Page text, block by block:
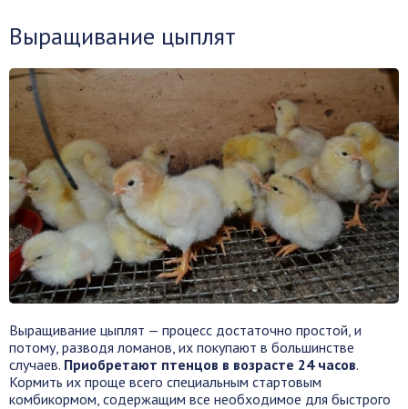
Выращивание цыплят
Выращивание цыплят — процесс достаточно простой, и
потому, разводя ломанов, их покупают в большинстве
случаев. Приобретают птенцов в возрасте 24 часов.
Кормить их проще всего специальным стартовым
комбикормом, содержащим все необходимое для быстрого